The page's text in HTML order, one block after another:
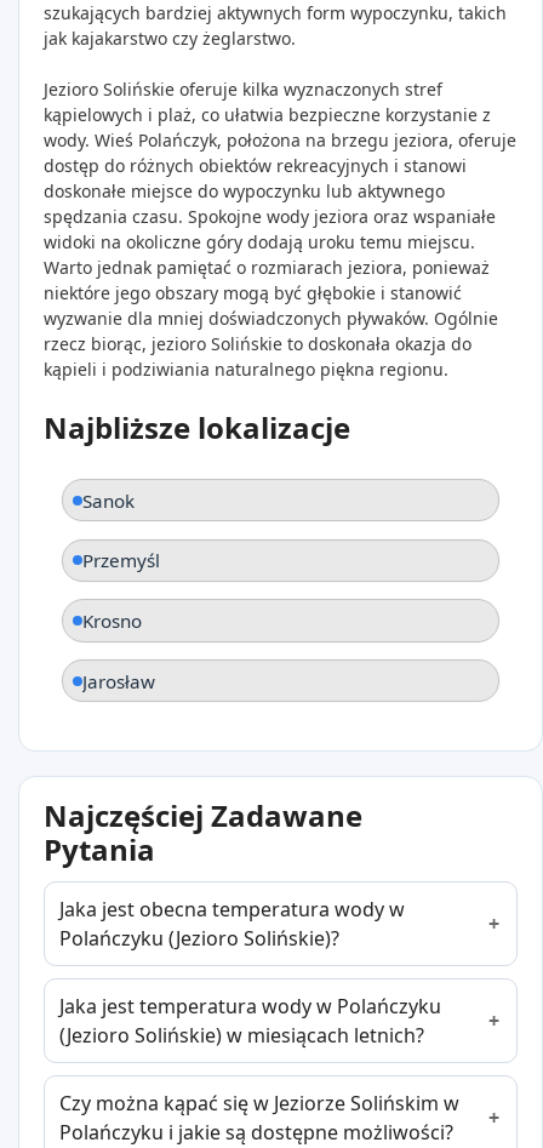
szukających bardziej aktywnych form wypoczynku, takich
jak kajakarstwo czy żeglarstwo.
Jezioro Solińskie oferuje kilka wyznaczonych stref
kąpielowych i plaż, co ułatwia bezpieczne korzystanie z
wody. Wieś Polańczyk, położona na brzegu jeziora, oferuje
dostęp do różnych obiektów rekreacyjnych i stanowi
doskonałe miejsce do wypoczynku lub aktywnego
spędzania czasu. Spokojne wody jeziora oraz wspaniałe
widoki na okoliczne góry dodają uroku temu miejscu.
Warto jednak pamiętać o rozmiarach jeziora, ponieważ
niektóre jego obszary mogą być głębokie i stanowić
wyzwanie dla mniej doświadczonych pływaków. Ogólnie
rzecz biorąc, jezioro Solińskie to doskonała okazja do
kąpieli i podziwiania naturalnego piękna regionu.
Najbliższe lokalizacje
Sanok
Przemyśl
Krosno
Jarosław
Najczęściej Zadawane
Pytania
Jaka jest obecna temperatura wody w
Polańczyku (Jezioro Solińskie)?
Jaka jest temperatura wody w Polańczyku
(Jezioro Solińskie) w miesiącach letnich?
Czy można kąpać się w Jeziorze Solińskim w
Polańczyku i jakie są dostępne możliwości?